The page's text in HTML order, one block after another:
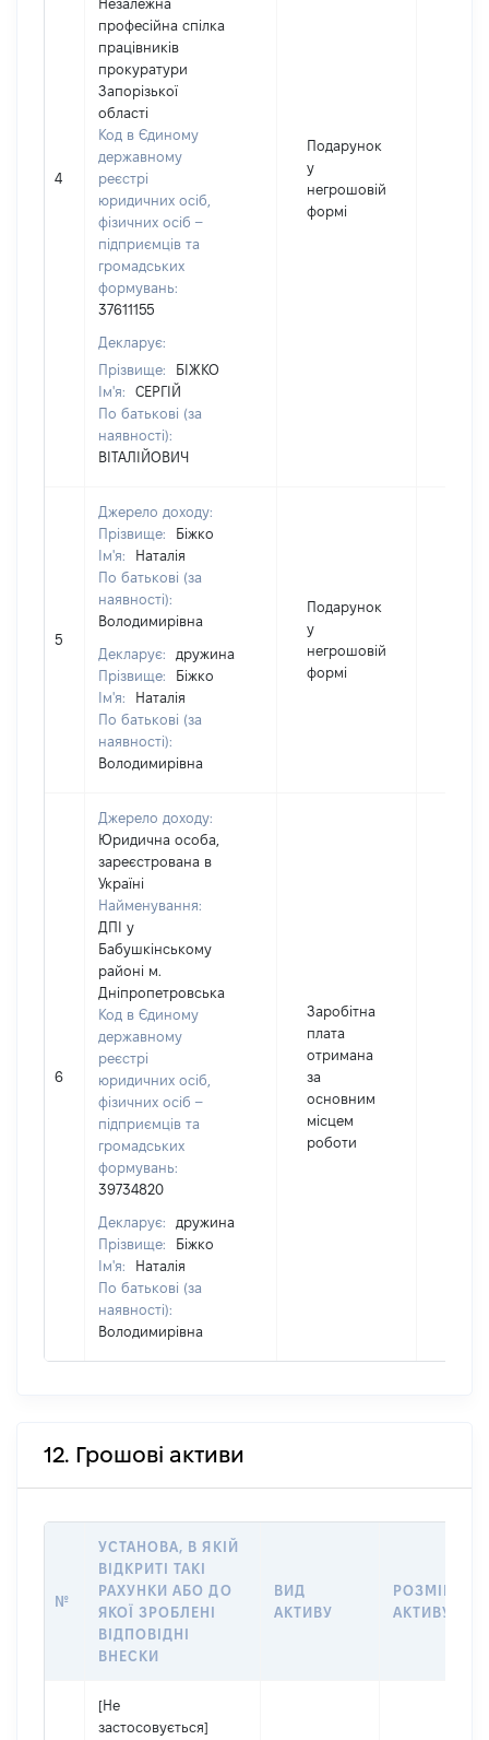
4
Незалежна
професійна спілка
працівників
прокуратури
Запорізької
області
Код в Єдиному
державному
реєстрі
юридичних осіб,
фізичних осіб –
підприємців та
громадських
формувань:
37611155
Декларує:
Прізвище:
БІЖКО
Ім'я:
СЕРГІЙ
По батькові (за
наявності):
ВІТАЛІЙОВИЧ
Подарунок
у
негрошовій
формі
5
Джерело доходу:
Прізвище:
Біжко
Ім'я:
Наталія
По батькові (за
наявності):
Володимирівна
Декларує:
дружина
Прізвище:
Біжко
Ім'я:
Наталія
По батькові (за
наявності):
Володимирівна
Подарунок
у
негрошовій
формі
6
Джерело доходу:
Юридична особа,
зареєстрована в
Україні
Найменування:
ДПІ у
Бабушкінському
районі м.
Дніпропетровська
Код в Єдиному
державному
реєстрі
юридичних осіб,
фізичних осіб –
підприємців та
громадських
формувань:
39734820
Декларує:
дружина
Прізвище:
Біжко
Ім'я:
Наталія
По батькові (за
наявності):
Володимирівна
Заробітна
плата
отримана
за
основним
місцем
роботи
12. Грошові активи
№
УСТАНОВА, В ЯКІЙ
ВІДКРИТІ ТАКІ
РАХУНКИ АБО ДО
ЯКОЇ ЗРОБЛЕНІ
ВІДПОВІДНІ
ВНЕСКИ
ВИД
АКТИВУ
РОЗМІР
АКТИВУ
[Не
застосовується]